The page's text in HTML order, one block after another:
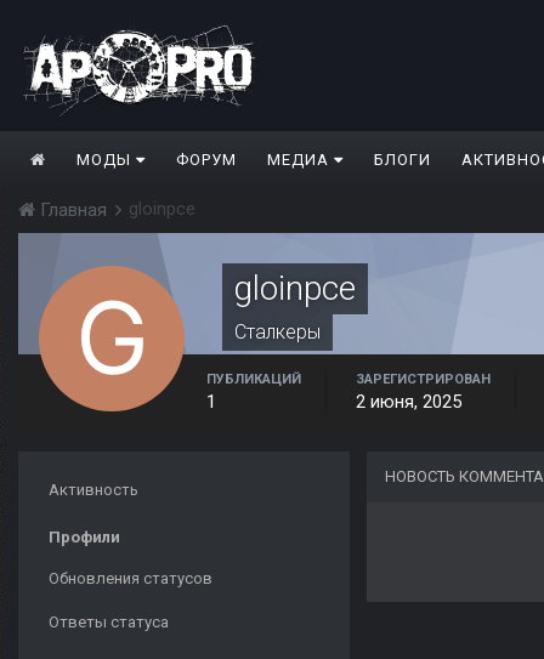
МОДЫ ФОРУМ МЕДИА БЛОГИ
Главная gloinpce
gloinpce
Сталкеры
ПУБЛИКАЦИЙ
1
ЗАРЕГИСТРИРОВАН
2 июня, 2025
Активность
Профили
Обновления статусов
Ответы статуса
НОВОСТЬ